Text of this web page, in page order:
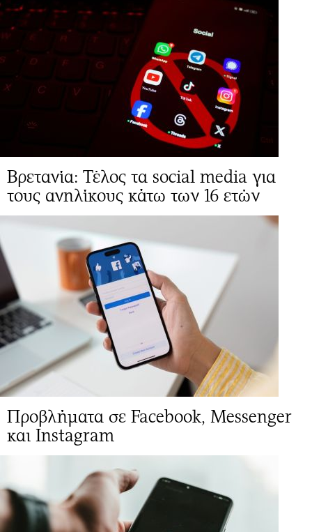
Βρετανία: Τέλος τα social media για
τους ανηλίκους κάτω των 16 ετών
Προβλήματα σε Facebook, Messenger
και Instagram